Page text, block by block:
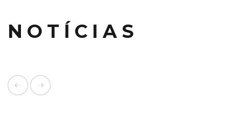
NOTÍCIAS